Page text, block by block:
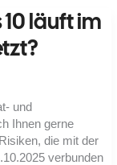
läuft im
und
Ihnen gerne
die mit der
verbunden